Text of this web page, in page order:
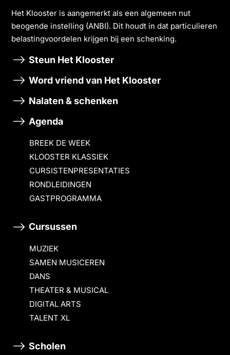
Het Klooster is aangemerkt als een algemeen nut
beogende instelling (ANBI). Dit houdt in dat particulieren
belastingvoordelen krĳgen bĳ een schenking.
Steun Het Klooster
Word vriend van Het Klooster
Nalaten & schenken
Agenda
BREEK DE WEEK
KLOOSTER KLASSIEK
CURSISTENPRESENTATIES
RONDLEIDINGEN
GASTPROGRAMMA
Cursussen
MUZIEK
SAMEN MUSICEREN
DANS
THEATER & MUSICAL
DIGITAL ARTS
TALENT XL
Scholen